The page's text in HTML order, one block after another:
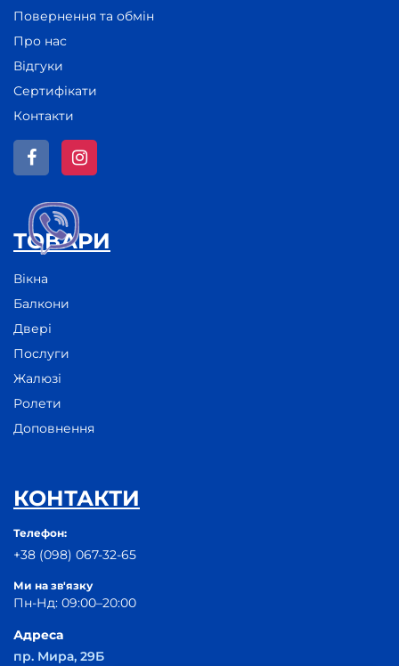
Повернення та обмін
Про нас
Відгуки
Сертифікати
Контакти
ТОВАРИ
Вікна
Балкони
Двері
Послуги
Жалюзі
Ролети
Доповнення
КОНТАКТИ
Телефон:
+38 (098) 067-32-65
Ми на зв'язку
Пн-Нд: 09:00–20:00
Адреса
пр. Мира, 29Б